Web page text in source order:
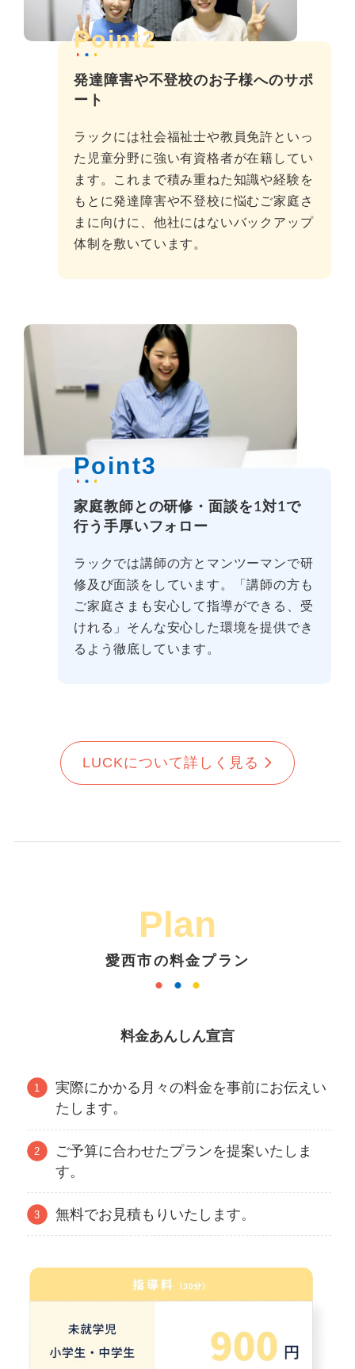
Point2
発達障害や不登校のお子様へのサポ
ート
ラックには社会福祉士や教員免許といっ
た児童分野に強い有資格者が在籍してい
ます。これまで積み重ねた知識や経験を
もとに発達障害や不登校に悩むご家庭さ
まに向けに、他社にはないバックアップ
体制を敷いています。
Point3
家庭教師との研修・面談を1対1で
行う手厚いフォロー
ラックでは講師の方とマンツーマンで研
修及び面談をしています。「講師の方も
ご家庭さまも安心して指導ができる、受
けれる」そんな安心した環境を提供でき
るよう徹底しています。
LUCKについて詳しく見る
Plan
愛西市の料金プラン
料金あんしん宣言
実際にかかる月々の料金を事前にお伝えい
たします。
ご予算に合わせたプランを提案いたしま
す。
無料でお見積もりいたします。